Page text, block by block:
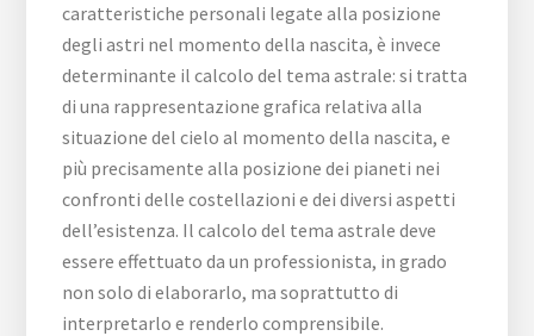
caratteristiche personali legate alla posizione
degli astri nel momento della nascita, è invece
determinante il calcolo del tema astrale: si tratta
di una rappresentazione grafica relativa alla
situazione del cielo al momento della nascita, e
più precisamente alla posizione dei pianeti nei
confronti delle costellazioni e dei diversi aspetti
dell’esistenza. Il calcolo del tema astrale deve
essere effettuato da un professionista, in grado
non solo di elaborarlo, ma soprattutto di
interpretarlo e renderlo comprensibile.